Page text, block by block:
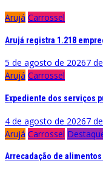
Arujá Carrossel
Arujá registra 1.218
5 de agosto de 20267
Arujá Carrossel
Expediente dos serviços
4 de agosto de 20267
Arujá Carrossel
Arrecadação de